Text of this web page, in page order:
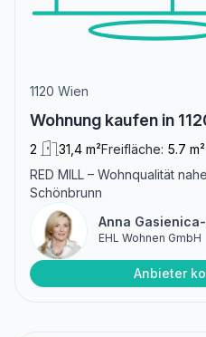
1120 Wien
Wohnung kaufen in
2 31,4 m²Freifläche: 5.7 m²
RED MILL – Wohnqualität
Schönbrunn
Anna
EHL Wohnen GmbH
Anbieter